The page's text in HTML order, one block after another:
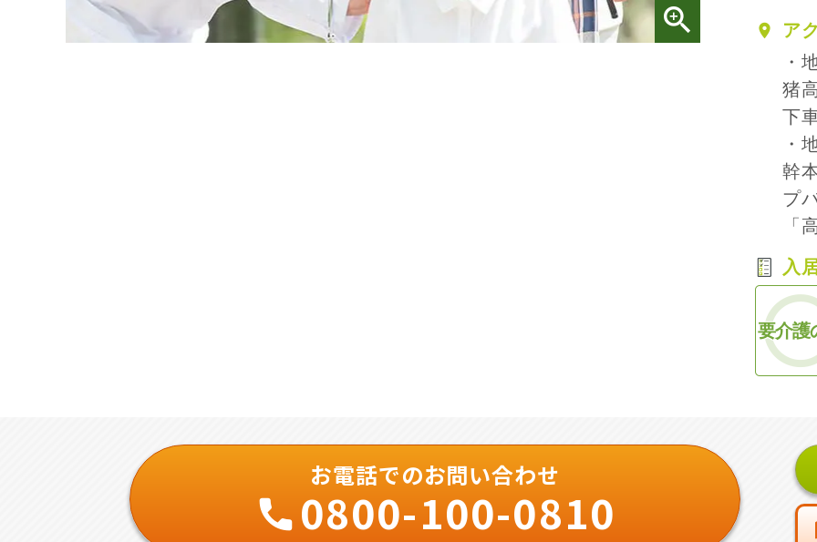
ア
・
猪
下
・
幹
プ
「
入
要介護
お電話でのお問い合わせ
0800-100-0810